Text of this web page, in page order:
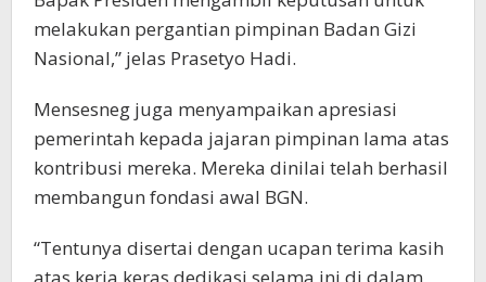
melakukan pergantian pimpinan Badan Gizi
Nasional,” jelas Prasetyo Hadi.
Mensesneg juga menyampaikan apresiasi
pemerintah kepada jajaran pimpinan lama atas
kontribusi mereka. Mereka dinilai telah berhasil
membangun fondasi awal BGN.
“Tentunya disertai dengan ucapan terima kasih